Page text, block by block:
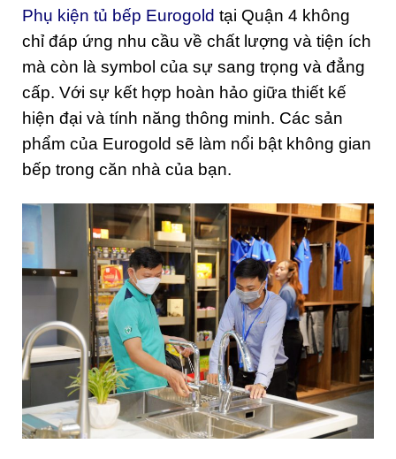
Phụ kiện tủ bếp Eurogold tại Quận 4 không
chỉ đáp ứng nhu cầu về chất lượng và tiện ích
mà còn là symbol của sự sang trọng và đẳng
cấp. Với sự kết hợp hoàn hảo giữa thiết kế
hiện đại và tính năng thông minh. Các sản
phẩm của Eurogold sẽ làm nổi bật không gian
bếp trong căn nhà của bạn.